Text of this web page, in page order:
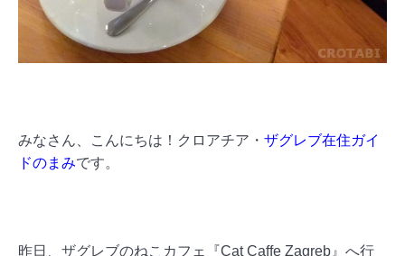
みなさん、こんにちは！クロアチア・ ザグレブ在住ガイ
ドのまみです。
昨日、ザグレブのねこカフェ『Cat Caffe Zagreb』へ行